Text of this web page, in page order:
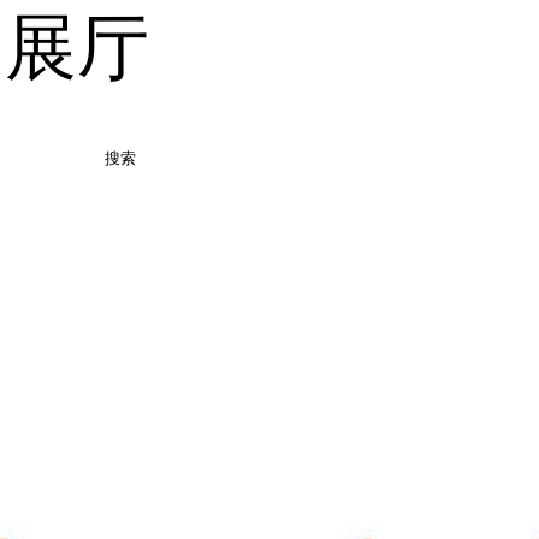
厅
搜索